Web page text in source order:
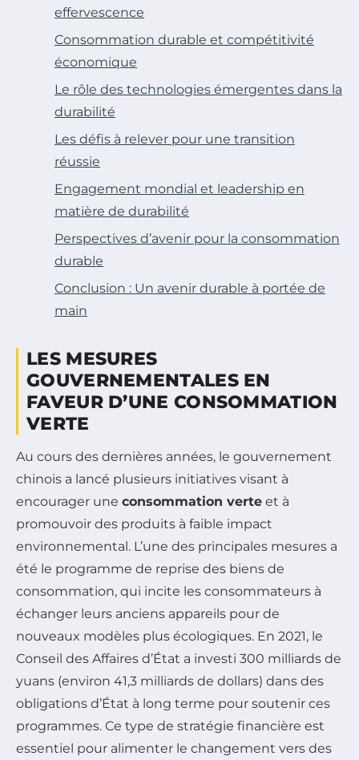
effervescence
Consommation durable et compétitivité
économique
Le rôle des technologies émergentes dans la
durabilité
Les défis à relever pour une transition
réussie
Engagement mondial et leadership en
matière de durabilité
Perspectives d’avenir pour la consommation
durable
Conclusion : Un avenir durable à portée de
main
LES MESURES
GOUVERNEMENTALES EN
FAVEUR D’UNE CONSOMMATION
VERTE
Au cours des dernières années, le gouvernement
chinois a lancé plusieurs initiatives visant à
encourager une consommation verte et à
promouvoir des produits à faible impact
environnemental. L’une des principales mesures a
été le programme de reprise des biens de
consommation, qui incite les consommateurs à
échanger leurs anciens appareils pour de
nouveaux modèles plus écologiques. En 2021, le
Conseil des Affaires d’État a investi 300 milliards de
yuans (environ 41,3 milliards de dollars) dans des
obligations d’État à long terme pour soutenir ces
programmes. Ce type de stratégie financière est
essentiel pour alimenter le changement vers des